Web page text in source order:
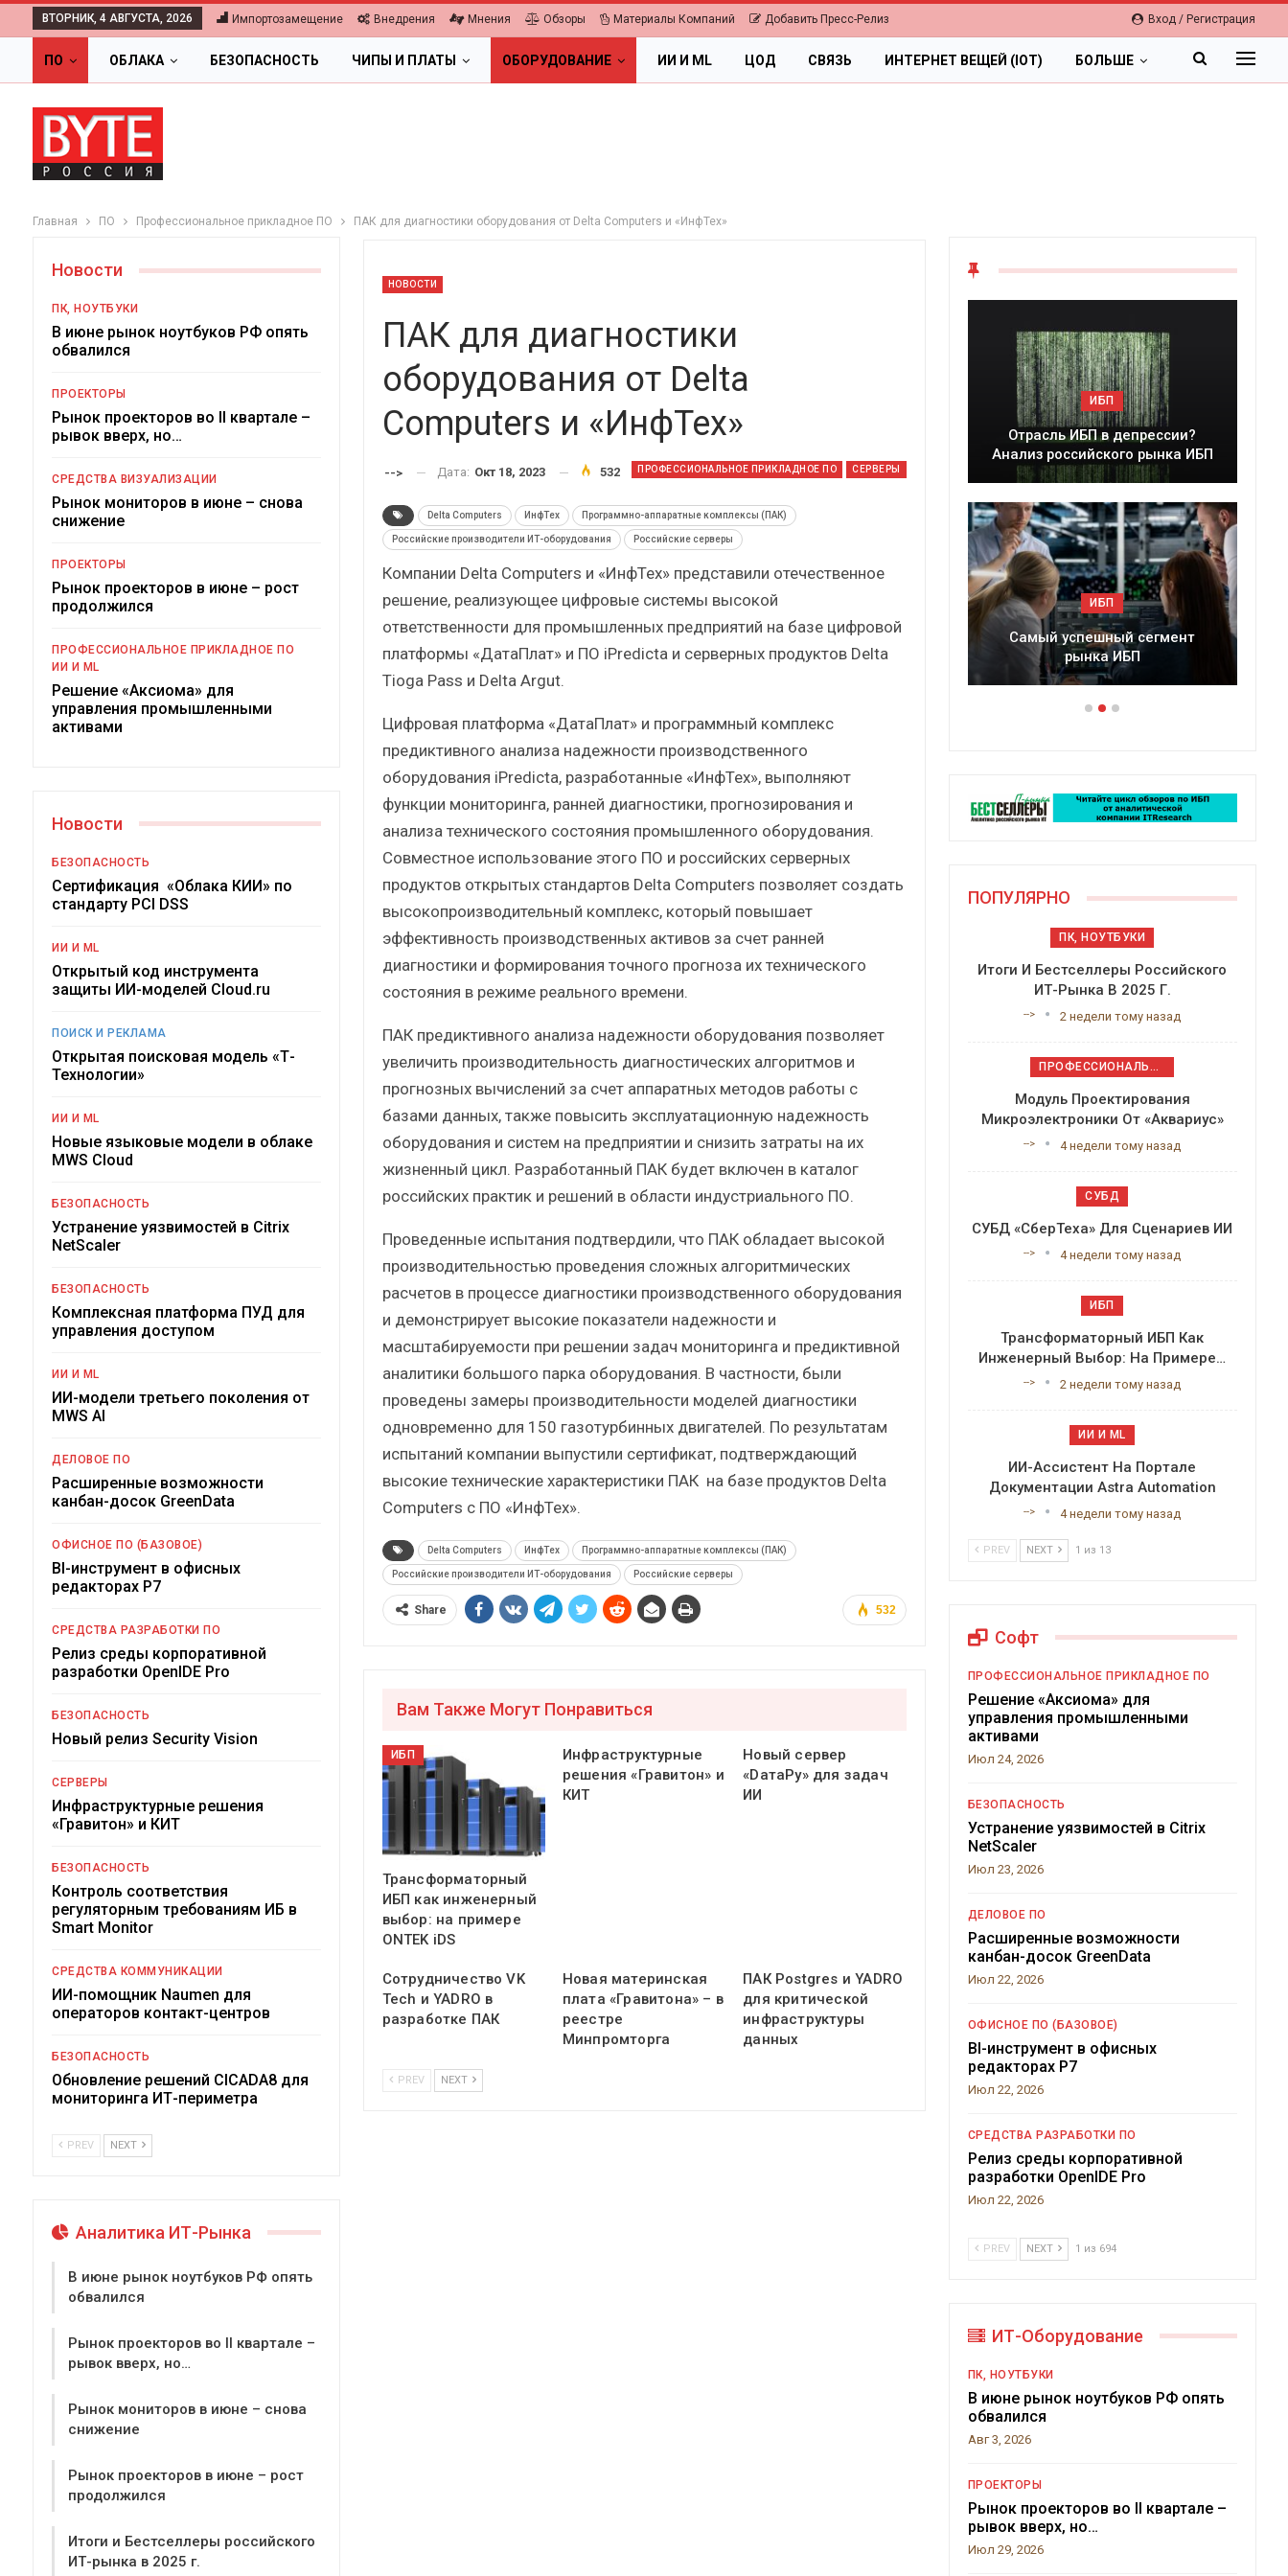
Вход / Регистрация
ВТОРНИК, 4 АВГУСТА, 2026 Импортозамещение Внедрения Мнения Обзоры Материалы Компаний Добавить Пресс-Релиз
ПО ОБЛАКА БЕЗОПАСНОСТЬ ЧИПЫ И ПЛАТЫ ОБОРУДОВАНИЕ ИИ И ML ЦОД СВЯЗЬ ИНТЕРНЕТ ВЕЩЕЙ (IOT) БОЛЬШЕ
Главная ПО Профессиональное прикладное ПО ПАК для диагностики оборудования от Delta Computers и «ИнфТех»
НОВОСТИ
ПАК для диагностики
оборудования от Delta
Computers и «ИнфТех»
ПРОФЕССИОНАЛЬНОЕ ПРИКЛАДНОЕ ПО СЕРВЕРЫ
--> Дата: Окт 18, 2023 532
Delta Computers ИнфТех Программно-аппаратные комплексы (ПАК)
Российские производители ИТ-оборудования Российские серверы
Компании Delta Computers и «ИнфТех» представили отечественное
решение, реализующее цифровые системы высокой
ответственности для промышленных предприятий на базе цифровой
платформы «ДатаПлат» и ПО iPredicta и серверных продуктов Delta
Tioga Pass и Delta Argut.
Цифровая платформа «ДатаПлат» и программный комплекс
предиктивного анализа надежности производственного
оборудования iPredicta, разработанные «ИнфТех», выполняют
функции мониторинга, ранней диагностики, прогнозирования и
анализа технического состояния промышленного оборудования.
Совместное использование этого ПО и российских серверных
продуктов открытых стандартов Delta Computers позволяет создать
высокопроизводительный комплекс, который повышает
эффективность производственных активов за счет ранней
диагностики и формирования точного прогноза их технического
состояния в режиме реального времени.
ПАК предиктивного анализа надежности оборудования позволяет
увеличить производительность диагностических алгоритмов и
прогнозных вычислений за счет аппаратных методов работы с
базами данных, также повысить эксплуатационную надежность
оборудования и систем на предприятии и снизить затраты на их
жизненный цикл. Разработанный ПАК будет включен в каталог
российских практик и решений в области индустриального ПО.
Проведенные испытания подтвердили, что ПАК обладает высокой
производительностью проведения сложных алгоритмических
расчетов в процессе диагностики производственного оборудования
и демонстрирует высокие показатели надежности и
масштабируемости при решении задач мониторинга и предиктивной
аналитики большого парка оборудования. В частности, были
проведены замеры производительности моделей диагностики
одновременно для 150 газотурбинных двигателей. По результатам
испытаний компании выпустили сертификат, подтверждающий
высокие технические характеристики ПАК на базе продуктов Delta
Computers с ПО «ИнфТех».
Delta Computers ИнфТех Программно-аппаратные комплексы (ПАК)
Российские производители ИТ-оборудования Российские серверы
532
Share
Вам Также Могут Понравиться
ИБП
Трансформаторный
ИБП как инженерный
выбор: на примере
ONTEK iDS
Инфраструктурные
решения «Гравитон» и
КИТ
Новый сервер
«DатаРу» для задач
ИИ
Сотрудничество VK
Tech и YADRO в
разработке ПАК
Новая материнская
плата «Гравитона» – в
реестре
Минпромторга
ПАК Postgres и YADRO
для критической
инфраструктуры
данных
PREV NEXT
Новости
ПК, НОУТБУКИ
В июне рынок ноутбуков РФ опять
обвалился
ПРОЕКТОРЫ
Рынок проекторов во II квартале –
рывок вверх, но…
СРЕДСТВА ВИЗУАЛИЗАЦИИ
Рынок мониторов в июне – снова
снижение
ПРОЕКТОРЫ
Рынок проекторов в июне – рост
продолжился
ПРОФЕССИОНАЛЬНОЕ ПРИКЛАДНОЕ ПО
ИИ И ML
Решение «Аксиома» для
управления промышленными
активами
Новости
БЕЗОПАСНОСТЬ
Сертификация «Облака КИИ» по
стандарту PCI DSS
ИИ И ML
Открытый код инструмента
защиты ИИ-моделей Cloud.ru
ПОИСК И РЕКЛАМА
Открытая поисковая модель «Т-
Технологии»
ИИ И ML
Новые языковые модели в облаке
MWS Cloud
БЕЗОПАСНОСТЬ
Устранение уязвимостей в Citrix
NetScaler
БЕЗОПАСНОСТЬ
Комплексная платформа ПУД для
управления доступом
ИИ И ML
ИИ-модели третьего поколения от
MWS AI
ДЕЛОВОЕ ПО
Расширенные возможности
канбан-досок GreenData
ОФИСНОЕ ПО (БАЗОВОЕ)
BI-инструмент в офисных
редакторах Р7
СРЕДСТВА РАЗРАБОТКИ ПО
Релиз среды корпоративной
разработки OpenIDE Pro
БЕЗОПАСНОСТЬ
Новый релиз Security Vision
СЕРВЕРЫ
Инфраструктурные решения
«Гравитон» и КИТ
БЕЗОПАСНОСТЬ
Контроль соответствия
регуляторным требованиям ИБ в
Smart Monitor
СРЕДСТВА КОММУНИКАЦИИ
ИИ-помощник Naumen для
операторов контакт-центров
БЕЗОПАСНОСТЬ
Обновление решений CICADA8 для
мониторинга ИТ-периметра
PREV NEXT
Аналитика ИТ-Рынка
В июне рынок ноутбуков РФ опять
обвалился
Рынок проекторов во II квартале –
рывок вверх, но…
Рынок мониторов в июне – снова
снижение
Рынок проекторов в июне – рост
продолжился
Итоги и Бестселлеры российского
ИТ-рынка в 2025 г.
Цифровая экономика 2026.
Подкосят ли глобальные угрозы
российский рынок ИБП?
Итоги и Бестселлеры
ИБП
Отрасль ИБП в депрессии?
Часть II.
Самый успешный сегмент
рынка ИБП
ОБЛАКА
Цифровая экономика 2026.
Краткий статистический
сборник от…
ИБП
Подкосят ли глобальные угрозы
российский рынок ИБП?
ПОПУЛЯРНО
ПК, НОУТБУКИ
Итоги И Бестселлеры Российского
ИТ-Рынка В 2025 Г.
--> 2 недели тому назад
ПРОФЕССИОНАЛЬНОЕ ПРИКЛАДНОЕ ПО
Модуль Проектирования
Микроэлектроники От «Аквариус»
--> 4 недели тому назад
СУБД
СУБД «СберТеха» Для Сценариев ИИ
--> 4 недели тому назад
ИБП
Трансформаторный ИБП Как
Инженерный Выбор: На Примере…
--> 2 недели тому назад
ИИ И ML
ИИ-Ассистент На Портале
Документации Astra Automation
--> 4 недели тому назад
PREV NEXT 1 из 13
Софт
ПРОФЕССИОНАЛЬНОЕ ПРИКЛАДНОЕ ПО
Решение «Аксиома» для
управления промышленными
активами
Июл 24, 2026
БЕЗОПАСНОСТЬ
Устранение уязвимостей в Citrix
NetScaler
Июл 23, 2026
ДЕЛОВОЕ ПО
Расширенные возможности
канбан-досок GreenData
Июл 22, 2026
ОФИСНОЕ ПО (БАЗОВОЕ)
BI-инструмент в офисных
редакторах Р7
Июл 22, 2026
СРЕДСТВА РАЗРАБОТКИ ПО
Релиз среды корпоративной
разработки OpenIDE Pro
Июл 22, 2026
PREV NEXT 1 из 694
ИТ-Оборудование
ПК, НОУТБУКИ
В июне рынок ноутбуков РФ опять
обвалился
Авг 3, 2026
ПРОЕКТОРЫ
Рынок проекторов во II квартале –
рывок вверх, но…
Июл 29, 2026